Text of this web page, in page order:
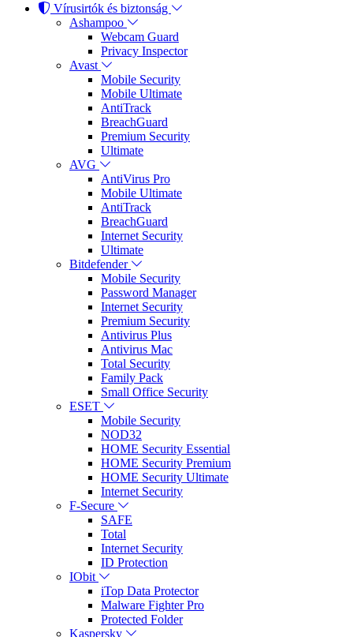
Vírusirtók és biztonság
Ashampoo
Webcam Guard
Privacy Inspector
Avast
Mobile Security
Mobile Ultimate
AntiTrack
BreachGuard
Premium Security
Ultimate
AVG
AntiVirus Pro
Mobile Ultimate
AntiTrack
BreachGuard
Internet Security
Ultimate
Bitdefender
Mobile Security
Password Manager
Internet Security
Premium Security
Antivirus Plus
Antivirus Mac
Total Security
Family Pack
Small Office Security
ESET
Mobile Security
NOD32
HOME Security Essential
HOME Security Premium
HOME Security Ultimate
Internet Security
F-Secure
SAFE
Total
Internet Security
ID Protection
IObit
iTop Data Protector
Malware Fighter Pro
Protected Folder
Kaspersky